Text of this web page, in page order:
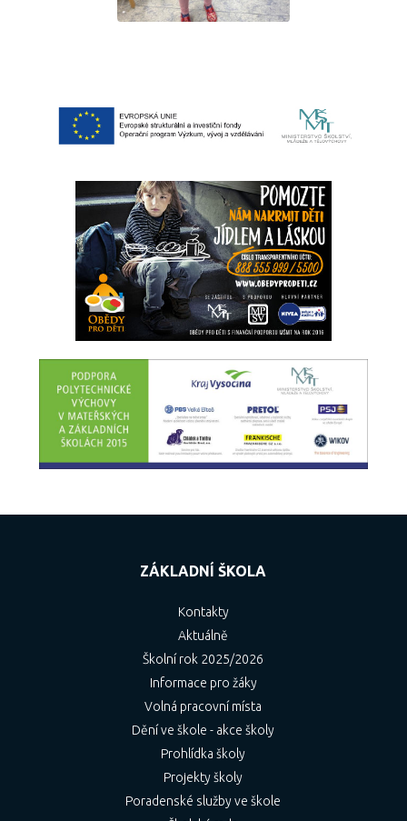
ZÁKLADNÍ ŠKOLA
Kontakty
Aktuálně
Školní rok 2025/2026
Informace pro žáky
Volná pracovní místa
Dění ve škole - akce školy
Prohlídka školy
Projekty školy
Poradenské služby ve škole